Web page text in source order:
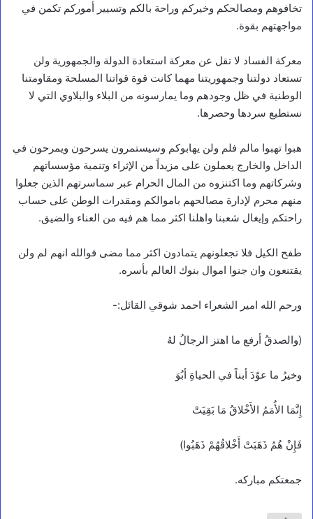
تخافوهم ومصالحكم وخيركم وراحة بالكم وتسيير أموركم تكمن في
مواجهتهم بقوة.
معركة الفساد لا تقل عن معركة استعادة الدولة والجمهورية ولن
تستعاد دولتنا وجمهوريتنا مهما كانت قوة قواتنا المسلحة ومقاومتنا
الوطنية في ظل وجودهم وما يمارسونه من البلاء والبلاوي التي لا
نستطيع سردها وحصرها.
هبوا تهبوا مالم فلم ولن يهابوكم وسيستمرون يسرحون ويمرحون في
الداخل والخارج يعملون على مزيداً من الإثراء وتنمية مؤسساتهم
وشركاتهم وما اكتنزوه من المال الحرام عبر سماسرتهم الذين جعلوا
منهم محرم لإدارة مصالحهم باموالكم ومقدرات الوطن على حساب
راحتكم وإيغال شعبنا واهلنا اكثر مما هم فيه من العناء والضيق.
طفح الكيل فلا تجعلونهم يتمادون اكثر مما مضى فوالله انهم لم ولن
يقتنعون وان جنوا اموال بنوك العالم بأسره.
ورحم الله امير الشعراء احمد شوقي القائل:-
(والصدقُ أرفع ما اهتز الرجالُ لهُ
وخيرُ ما عوّدَ أبناً في الحياةِ أبُوَ
إِنَّمَا الأُمَمُ الأَخْلاقُ مَا بَقِيَتْ
فَإِنْ هُمُ ذَهَبَتْ أَخْلاقُهُمْ ذَهَبُوا)
جمعتكم مباركه.